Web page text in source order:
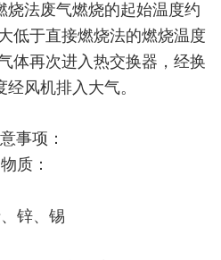
烧法废气燃烧的起始温度约
低于直接燃烧法的燃烧温度
体再次进入热交换器，经换
风机排入大气。
事项：
质：
锌、锡